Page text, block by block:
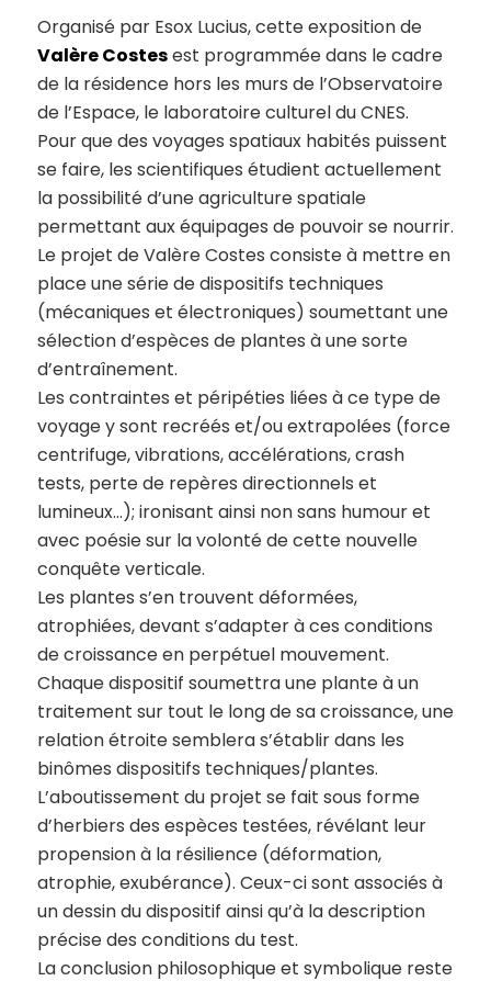
Organisé par Esox Lucius, cette exposition de
Valère Costesest programmée dans le cadre
de la résidence hors les murs de l’Observatoire
de l’Espace, le laboratoire culturel du CNES.
Pour que des voyages spatiaux habités puissent
se faire, les scientifiques étudient actuellement
la possibilité d’une agriculture spatiale
permettant aux équipages de pouvoir se nourrir.
Le projet de Valère Costes consiste à mettre en
place une série de dispositifs techniques
(mécaniques et électroniques) soumettant une
sélection d’espèces de plantes à une sorte
d’entraînement.
Les contraintes et péripéties liées à ce type de
voyage y sont recréés et/ou extrapolées (force
centrifuge, vibrations, accélérations, crash
tests, perte de repères directionnels et
lumineux…); ironisant ainsi non sans humour et
avec poésie sur la volonté de cette nouvelle
conquête verticale.
Les plantes s’en trouvent déformées,
atrophiées, devant s’adapter à ces conditions
de croissance en perpétuel mouvement.
Chaque dispositif soumettra une plante à un
traitement sur tout le long de sa croissance, une
relation étroite semblera s’établir dans les
binômes dispositifs techniques/plantes.
L’aboutissement du projet se fait sous forme
d’herbiers des espèces testées, révélant leur
propension à la résilience (déformation,
atrophie, exubérance). Ceux-ci sont associés à
un dessin du dispositif ainsi qu’à la description
précise des conditions du test.
La conclusion philosophique et symbolique reste